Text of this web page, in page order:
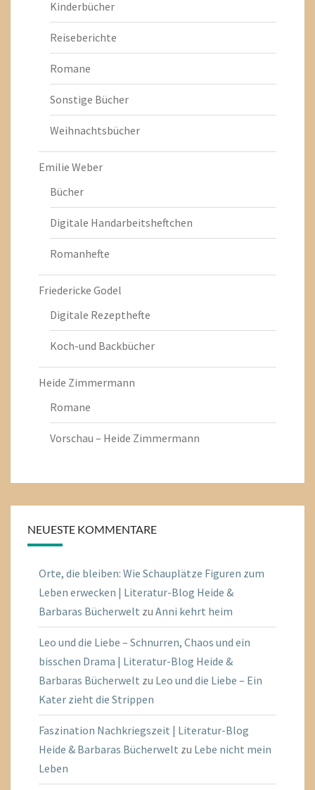
Kinderbücher
Reiseberichte
Romane
Sonstige Bücher
Weihnachtsbücher
Emilie Weber
Bücher
Digitale Handarbeitsheftchen
Romanhefte
Friedericke Godel
Digitale Rezepthefte
Koch-und Backbücher
Heide Zimmermann
Romane
Vorschau – Heide Zimmermann
NEUESTE KOMMENTARE
Orte, die bleiben: Wie Schauplätze Figuren zum
Leben erwecken | Literatur-Blog Heide &
Barbaras Bücherwelt zu Anni kehrt heim
Leo und die Liebe – Schnurren, Chaos und ein
bisschen Drama | Literatur-Blog Heide &
Barbaras Bücherwelt zu Leo und die Liebe – Ein
Kater zieht die Strippen
Faszination Nachkriegszeit | Literatur-Blog
Heide & Barbaras Bücherwelt zu Lebe nicht mein
Leben